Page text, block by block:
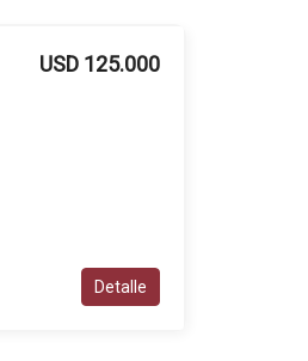
USD 125.000
Detalle